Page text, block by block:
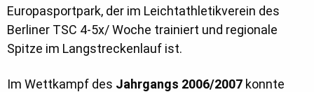
Europasportpark, der im Leichtathletikverein des
Berliner TSC 4-5x/ Woche trainiert und regionale
Spitze im Langstreckenlauf ist.
Im Wettkampf des Jahrgangs 2006/2007 konnte